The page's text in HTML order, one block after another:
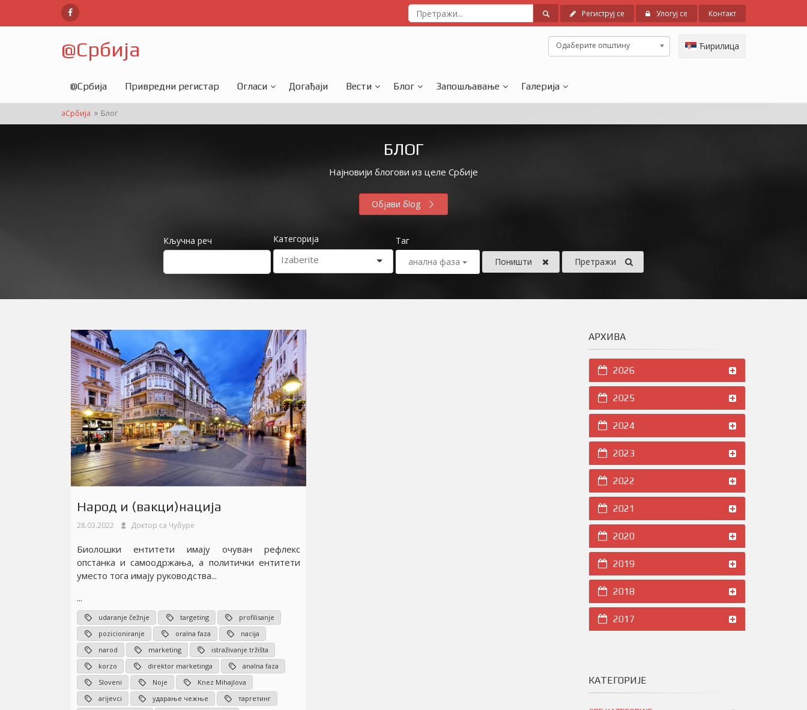
Региструј се Улогуј се Контакт
@Србија Одаберите општину Ћирилица
@Србија Привредни регистар Огласи Догађаји Вести Блог Запошљавање Галерија
аСрбија Блог
БЛОГ
Најновији блогови из целе Србије
Објави бlog
Кључна реч Категорија
Таг
анална фаза
Поништи Претражи
Народ и (вакци)нација
28.03.2022 Доктор са Чубуре
Биолошки ентитети имају очуван рефлекс
опстанка и самоодржања, а политички ентитети
уместо тога имају руководства...
...
udaranje čežnje targeting
profilisanje
pozicioniranje
oralna faza
nacija
narod
marketing
istraživanje tržišta
korzo
direktor marketinga
analna faza
Sloveni
Noje
Knez Mihajlova
arijevci
ударање чежње
таргетинг
АРХИВА
2026
2025
2024
2023
2022
2021
2020
2019
2018
2017
КАТЕГОРИЈЕ